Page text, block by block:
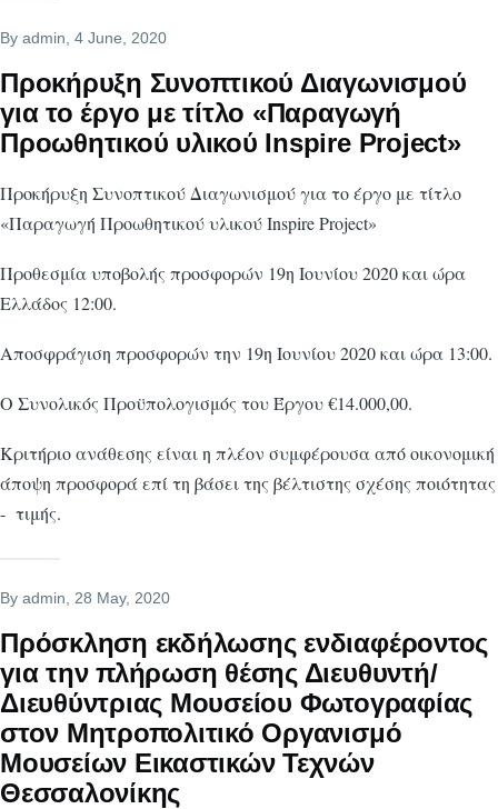
By admin , 4 June, 2020
Προκήρυξη Συνοπτικού Διαγωνισμού
για το έργο με τίτλο «Παραγωγή
Προωθητικού υλικού Inspire Project»
Προκήρυξη Συνοπτικού Διαγωνισμού για το έργο με τίτλο
«Παραγωγή Προωθητικού υλικού Inspire Project»
Προθεσμία υποβολής προσφορών 19η Ιουνίου 2020 και ώρα
Ελλάδος 12:00.
Αποσφράγιση προσφορών την 19η Ιουνίου 2020 και ώρα 13:00.
Ο Συνολικός Προϋπολογισμός του Έργου €14.000,00.
Κριτήριο ανάθεσης είναι η πλέον συμφέρουσα από οικονομική
άποψη προσφορά επί τη βάσει της βέλτιστης σχέσης ποιότητας
- τιμής.
By admin , 28 May, 2020
Πρόσκληση εκδήλωσης ενδιαφέροντος
για την πλήρωση θέσης Διευθυντή/
Διευθύντριας Μουσείου Φωτογραφίας
στον Μητροπολιτικό Οργανισμό
Μουσείων Εικαστικών Τεχνών
Θεσσαλονίκης